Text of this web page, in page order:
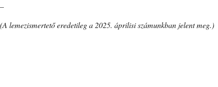
–
(A lemezismertető eredetileg a 2025. áprilisi számunkban jelent meg.)